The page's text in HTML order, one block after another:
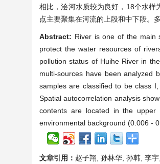
相比，浍河水质较为良好，18个水
点主要聚集在河流的上段和中下段。
Abstract: River is one of the main
protect the water resources of
pollution status of Huihe River in
multi-sources have been
samples are classified to be class
Spatial autocorrelation analysis
contents are located in the upper
environmental background (0.006 -
文章引用： 赵子翔, 孙林华, 孙韩, 李